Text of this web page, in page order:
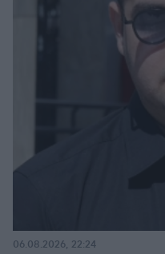
06.08.2026, 22:24